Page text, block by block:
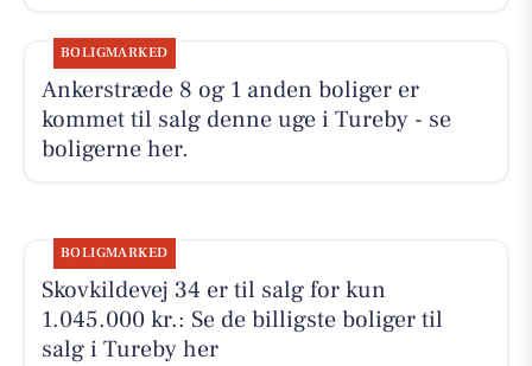
BOLIGMARKED
Ankerstræde 8 og 1 anden boliger er
kommet til salg denne uge i Tureby - se
boligerne her.
BOLIGMARKED
Skovkildevej 34 er til salg for kun
1.045.000 kr.: Se de billigste boliger til
salg i Tureby her